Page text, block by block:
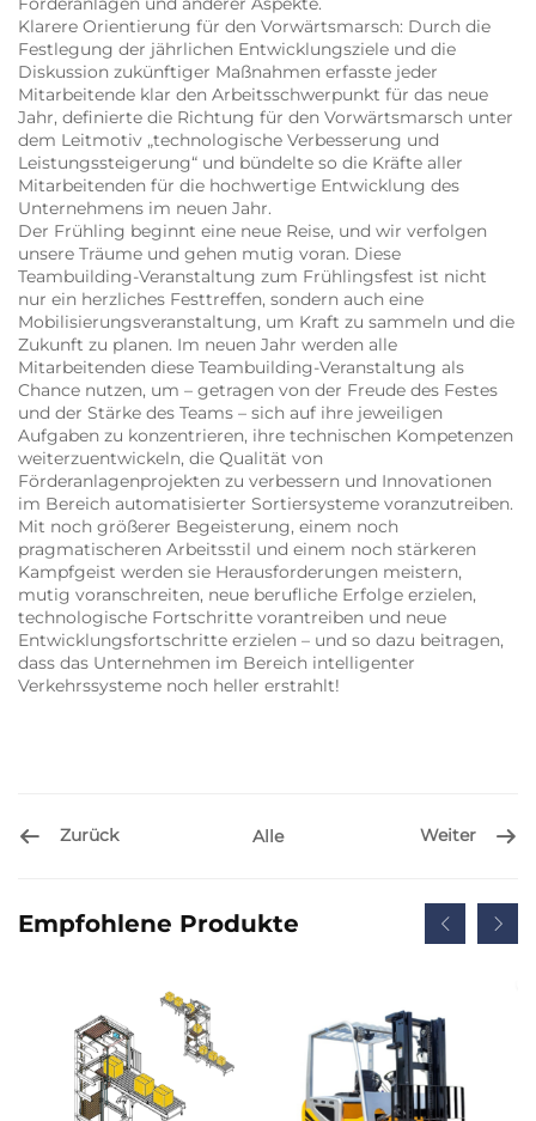
Klarere Orientierung für den Vorwärtsmarsch: Durch die
Festlegung der jährlichen Entwicklungsziele und die
Diskussion zukünftiger Maßnahmen erfasste jeder
Mitarbeitende klar den Arbeitsschwerpunkt für das neue
Jahr, definierte die Richtung für den Vorwärtsmarsch unter
dem Leitmotiv „technologische Verbesserung und
Leistungssteigerung“ und bündelte so die Kräfte aller
Mitarbeitenden für die hochwertige Entwicklung des
Unternehmens im neuen Jahr.
Der Frühling beginnt eine neue Reise, und wir verfolgen
unsere Träume und gehen mutig voran. Diese
Teambuilding-Veranstaltung zum Frühlingsfest ist nicht
nur ein herzliches Festtreffen, sondern auch eine
Mobilisierungsveranstaltung, um Kraft zu sammeln und die
Zukunft zu planen. Im neuen Jahr werden alle
Mitarbeitenden diese Teambuilding-Veranstaltung als
Chance nutzen, um – getragen von der Freude des Festes
und der Stärke des Teams – sich auf ihre jeweiligen
Aufgaben zu konzentrieren, ihre technischen Kompetenzen
weiterzuentwickeln, die Qualität von
Förderanlagenprojekten zu verbessern und Innovationen
im Bereich automatisierter Sortiersysteme voranzutreiben.
Mit noch größerer Begeisterung, einem noch
pragmatischeren Arbeitsstil und einem noch stärkeren
Kampfgeist werden sie Herausforderungen meistern,
mutig voranschreiten, neue berufliche Erfolge erzielen,
technologische Fortschritte vorantreiben und neue
Entwicklungsfortschritte erzielen – und so dazu beitragen,
dass das Unternehmen im Bereich intelligenter
Verkehrssysteme noch heller erstrahlt!
Zurück Alle Weiter
Empfohlene Produkte